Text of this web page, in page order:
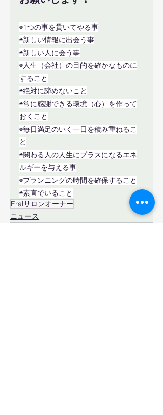
◉1つの事を貫いてやる事
◉新しい情報に出会う事
◉新しい人に会う事
◉人生（会社）の目的を確かなものに
すること
◉絶対に諦めないこと
◉常に感謝できる環境（心）を作って
おくこと
◉毎日満足のいく一日を積み重ねるこ
と
◉関わる人の人生にプラスになるエネ
ルギーを与える事
◉プランニングの時間を確保すること
◉素直でいること
Eralサロンオーナー
ニュース